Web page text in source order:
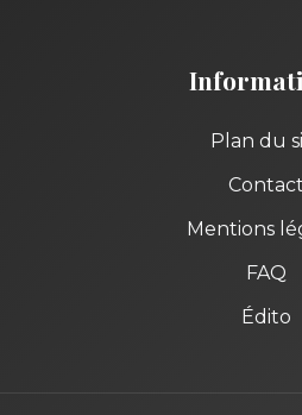
Plan du
Contact
Mentions
FAQ
Édito